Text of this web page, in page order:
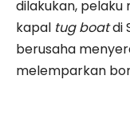
dilakukan,
kapal tug boatdi
berusaha
melemparkan